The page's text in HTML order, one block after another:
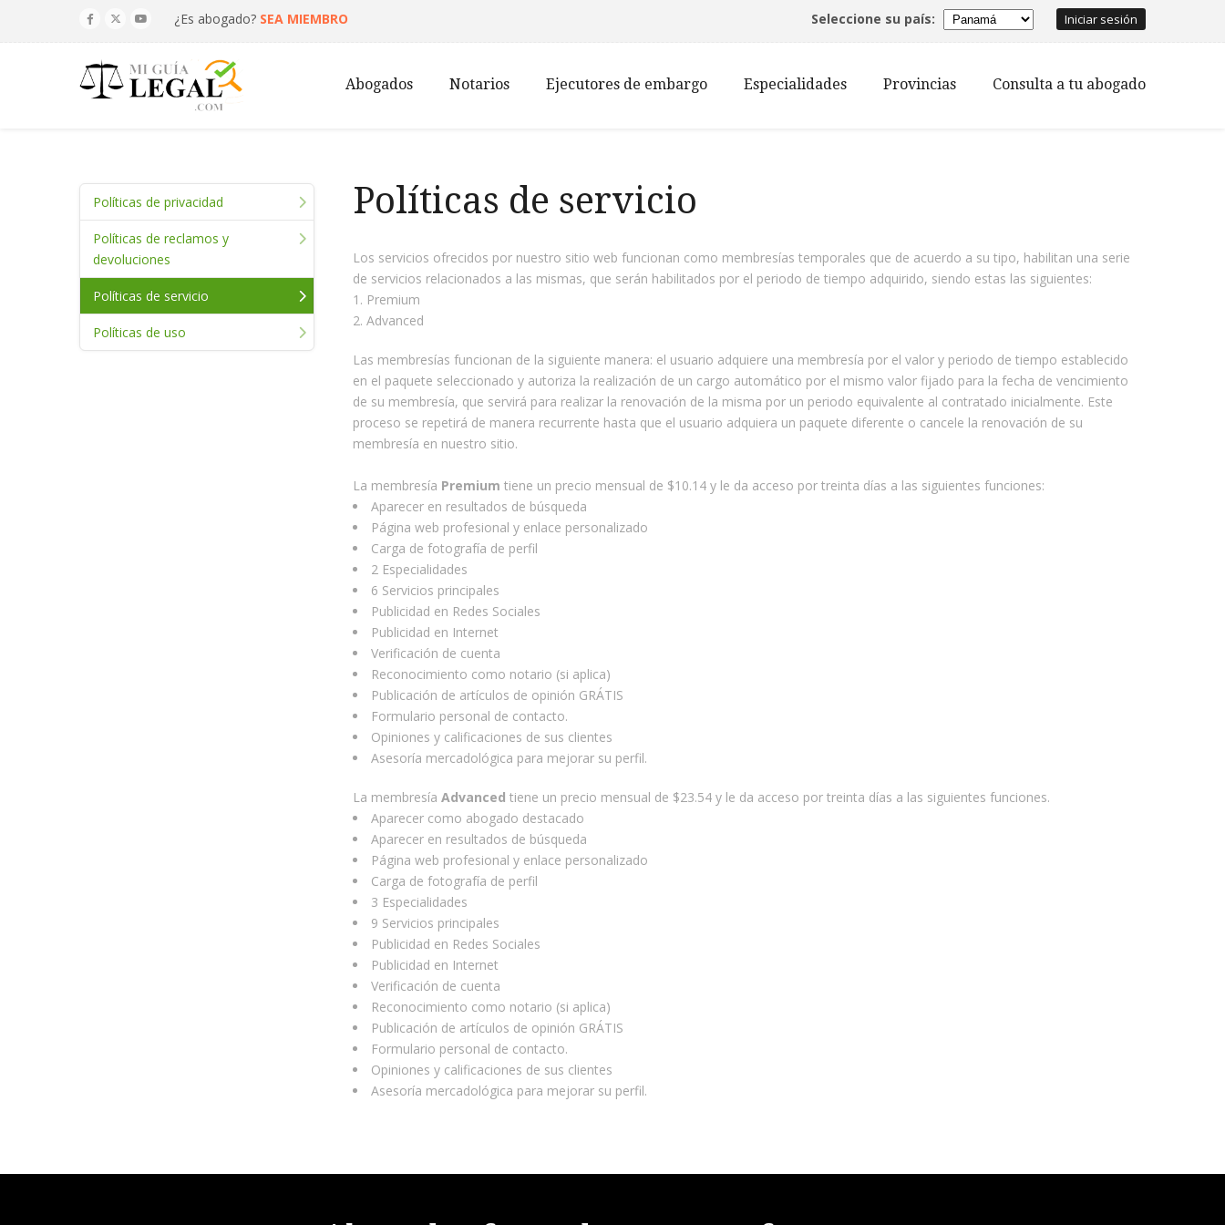
¿Es abogado? SEA MIEMBRO Iniciar sesión
Seleccione su país:
Abogados Notarios Ejecutores de embargo Especialidades Provincias Consulta a tu abogado
Políticas de privacidad
Políticas de reclamos y
devoluciones
Políticas de servicio
Políticas de uso
Políticas de servicio
Los servicios ofrecidos por nuestro sitio web funcionan como membresías temporales que de acuerdo a su tipo, habilitan una serie
de servicios relacionados a las mismas, que serán habilitados por el periodo de tiempo adquirido, siendo estas las siguientes:
Premium
Advanced
Las membresías funcionan de la siguiente manera: el usuario adquiere una membresía por el valor y periodo de tiempo establecido
en el paquete seleccionado y autoriza la realización de un cargo automático por el mismo valor fijado para la fecha de vencimiento
de su membresía, que servirá para realizar la renovación de la misma por un periodo equivalente al contratado inicialmente. Este
proceso se repetirá de manera recurrente hasta que el usuario adquiera un paquete diferente o cancele la renovación de su
membresía en nuestro sitio.
La membresía Premium tiene un precio mensual de $10.14 y le da acceso por treinta días a las siguientes funciones:
Aparecer en resultados de búsqueda
Página web profesional y enlace personalizado
Carga de fotografía de perfil
2 Especialidades
6 Servicios principales
Publicidad en Redes Sociales
Publicidad en Internet
Verificación de cuenta
Reconocimiento como notario (si aplica)
Publicación de artículos de opinión GRÁTIS
Formulario personal de contacto.
Opiniones y calificaciones de sus clientes
Asesoría mercadológica para mejorar su perfil.
La membresía Advanced tiene un precio mensual de $23.54 y le da acceso por treinta días a las siguientes funciones.
Aparecer como abogado destacado
Aparecer en resultados de búsqueda
Página web profesional y enlace personalizado
Carga de fotografía de perfil
3 Especialidades
9 Servicios principales
Publicidad en Redes Sociales
Publicidad en Internet
Verificación de cuenta
Reconocimiento como notario (si aplica)
Publicación de artículos de opinión GRÁTIS
Formulario personal de contacto.
Opiniones y calificaciones de sus clientes
Asesoría mercadológica para mejorar su perfil.